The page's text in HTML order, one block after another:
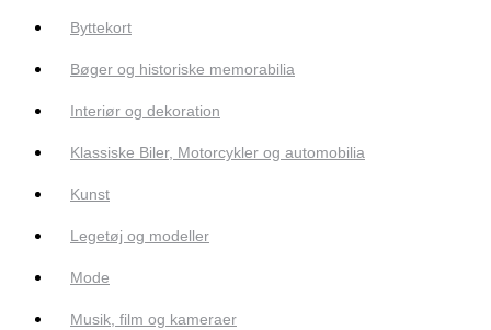
Byttekort
Bøger og historiske memorabilia
Interiør og dekoration
Klassiske Biler, Motorcykler og automobilia
Kunst
Legetøj og modeller
Mode
Musik, film og kameraer